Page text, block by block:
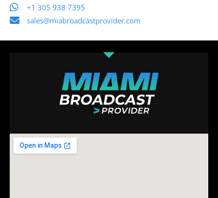
+1 305 938 7395
sales@miabroadcastprovider.com